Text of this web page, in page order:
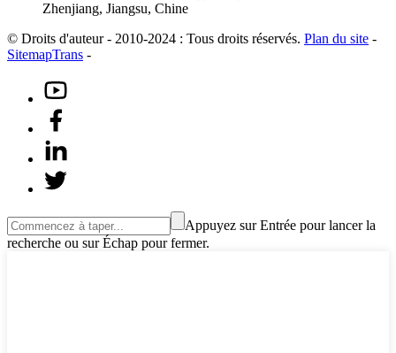
Zhenjiang, Jiangsu, Chine
© Droits d'auteur - 2010-2024 : Tous droits réservés. Plan du site -
SitemapTrans -
Appuyez sur Entrée pour lancer la
recherche ou sur Échap pour fermer.